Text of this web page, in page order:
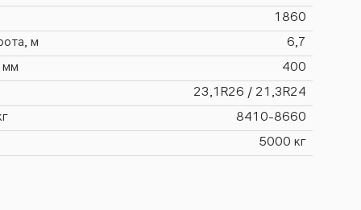
1860
м 6,7
мм 400
23,1R26 / 21,3R24
8410-8660
5000 кг